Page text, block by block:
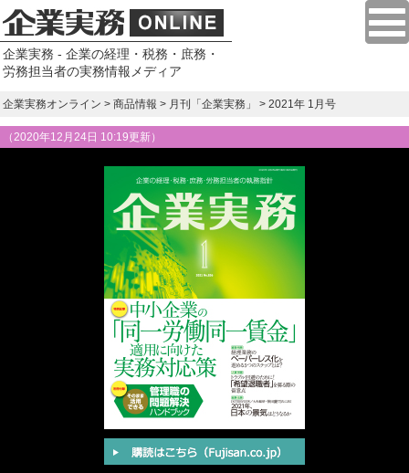
企業実務 - 企業の経理・税務・庶務・
労務担当者の実務情報メディア
企業実務オンライン > 商品情報 > 月刊「企業実務」 > 2021年 1月号
（2020年12月24日 10:19更新）